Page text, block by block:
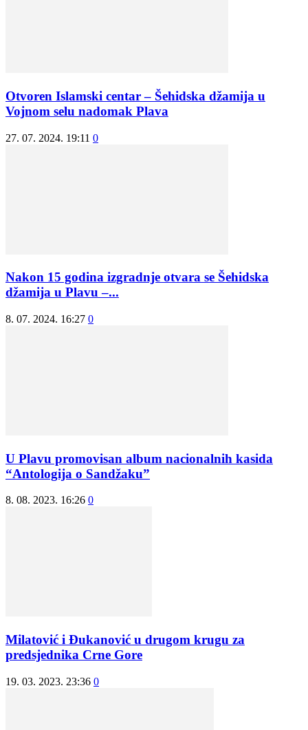
Otvoren Islamski centar – Šehidska džamija u
Vojnom selu nadomak Plava
27. 07. 2024. 19:11 0
Nakon 15 godina izgradnje otvara se Šehidska
džamija u Plavu –...
8. 07. 2024. 16:27 0
U Plavu promovisan album nacionalnih kasida
“Antologija o Sandžaku”
8. 08. 2023. 16:26 0
Milatović i Đukanović u drugom krugu za
predsjednika Crne Gore
19. 03. 2023. 23:36 0